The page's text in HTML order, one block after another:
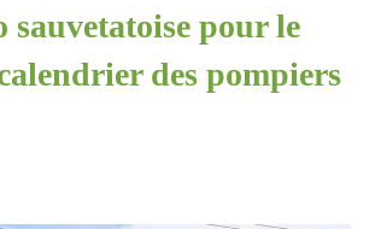
sauvetatoise pour le
des pompiers